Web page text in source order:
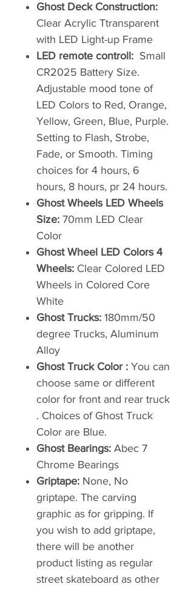
Ghost Deck Construction:
Clear Acrylic Ttransparent
with LED Light-up Frame
LED remote controll: Small
CR2025 Battery Size.
Adjustable mood tone of
LED Colors to Red, Orange,
Yellow, Green, Blue, Purple.
Setting to Flash, Strobe,
Fade, or Smooth. Timing
choices for 4 hours, 6
hours, 8 hours, pr 24 hours.
Ghost Wheels LED Wheels
Size: 70mm LED Clear
Color
Ghost Wheel LED Colors 4
Wheels: Clear Colored LED
Wheels in Colored Core
White
Ghost Trucks: 180mm/50
degree Trucks, Aluminum
Alloy
Ghost Truck Color : You can
choose same or different
color for front and rear truck
. Choices of Ghost Truck
Color are Blue.
Ghost Bearings: Abec 7
Chrome Bearings
Griptape: None, No
griptape. The carving
graphic as for gripping. If
you wish to add griptape,
there will be another
product listing as regular
street skateboard as other